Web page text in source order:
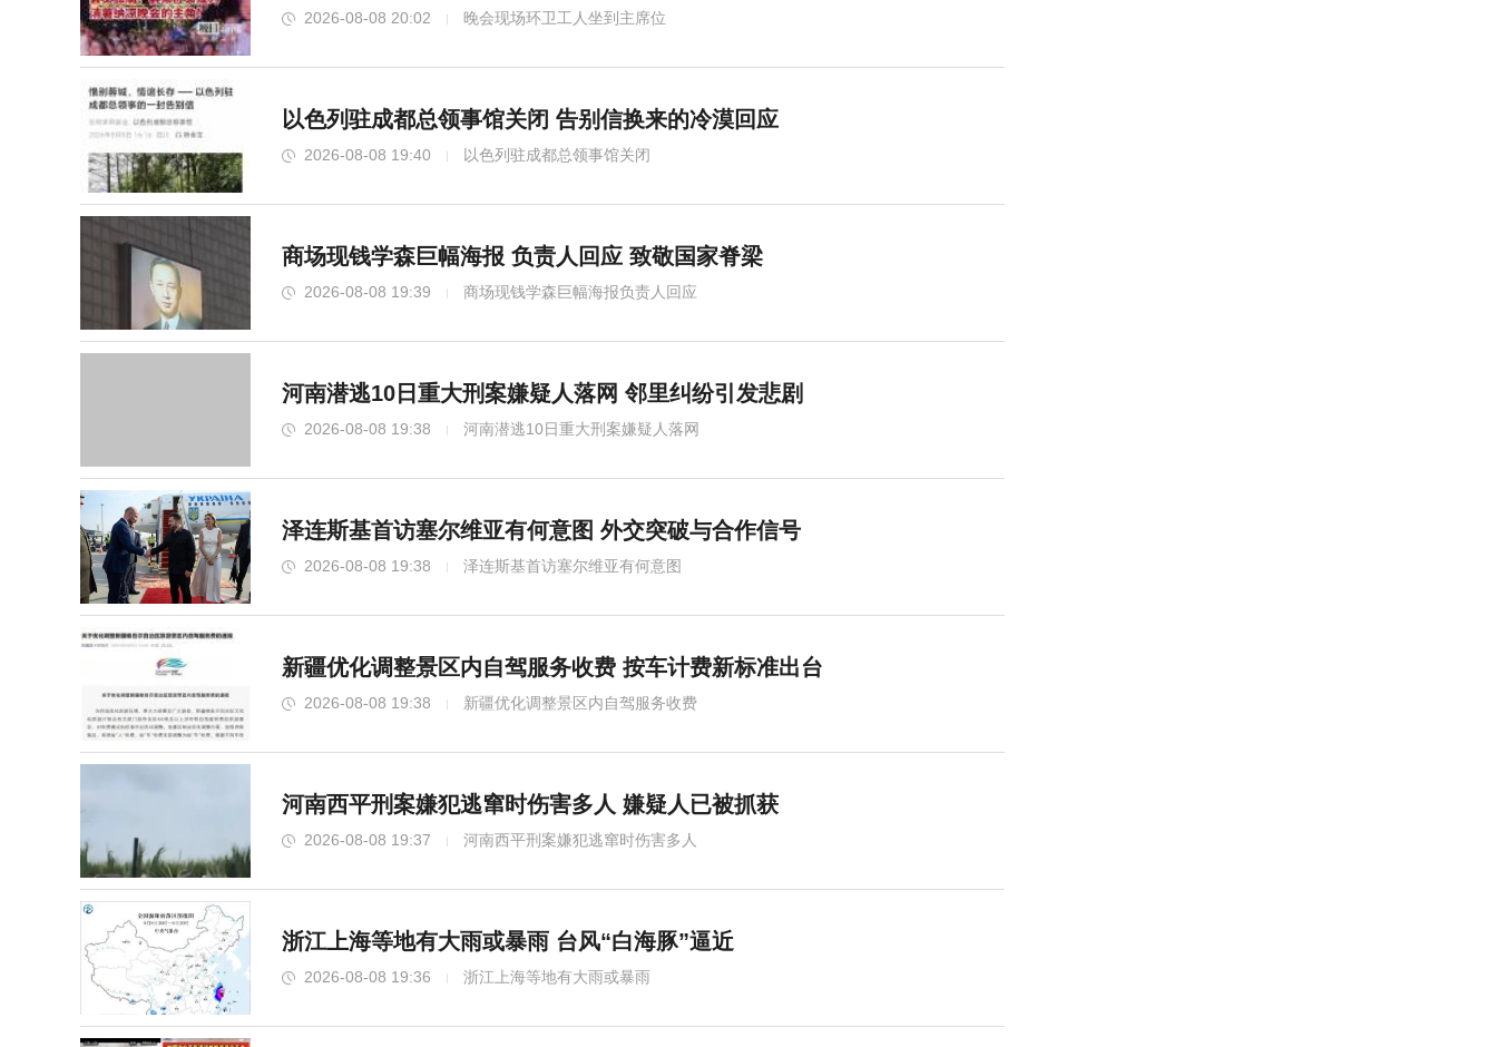
2026-08-08 20:02 晚会现场环卫工人坐到主席位
以色列驻成都总领事馆关闭 告别信换来的冷漠回应
2026-08-08 19:40 以色列驻成都总领事馆关闭
商场现钱学森巨幅海报 负责人回应 致敬国家脊梁
2026-08-08 19:39 商场现钱学森巨幅海报负责人回应
河南潜逃10日重大刑案嫌疑人落网 邻里纠纷引发悲剧
2026-08-08 19:38 河南潜逃10日重大刑案嫌疑人落网
泽连斯基首访塞尔维亚有何意图 外交突破与合作信号
2026-08-08 19:38 泽连斯基首访塞尔维亚有何意图
新疆优化调整景区内自驾服务收费 按车计费新标准出台
2026-08-08 19:38 新疆优化调整景区内自驾服务收费
河南西平刑案嫌犯逃窜时伤害多人 嫌疑人已被抓获
2026-08-08 19:37 河南西平刑案嫌犯逃窜时伤害多人
浙江上海等地有大雨或暴雨 台风“白海豚”逼近
2026-08-08 19:36 浙江上海等地有大雨或暴雨